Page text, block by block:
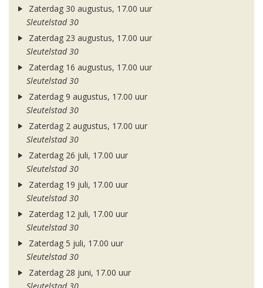
Zaterdag 30 augustus, 17.00 uur
Sleutelstad 30
Zaterdag 23 augustus, 17.00 uur
Sleutelstad 30
Zaterdag 16 augustus, 17.00 uur
Sleutelstad 30
Zaterdag 9 augustus, 17.00 uur
Sleutelstad 30
Zaterdag 2 augustus, 17.00 uur
Sleutelstad 30
Zaterdag 26 juli, 17.00 uur
Sleutelstad 30
Zaterdag 19 juli, 17.00 uur
Sleutelstad 30
Zaterdag 12 juli, 17.00 uur
Sleutelstad 30
Zaterdag 5 juli, 17.00 uur
Sleutelstad 30
Zaterdag 28 juni, 17.00 uur